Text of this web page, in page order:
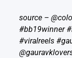
source –
#bb19winner
#viralreels